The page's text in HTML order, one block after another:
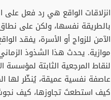
انزلاقات الواقع هي رد فعل
بالطريقة نفسها، ولكن على نطاق
الآمن للزواج أو الأسرة، يفقد
موازية. يحدث هذا الشذوذ
لنقاط المرجعية الثابتة لمؤسسة
عاصفة نفسية عميقة، يُنظّر لها
كيف استطعتَ تجاوزها، كيف